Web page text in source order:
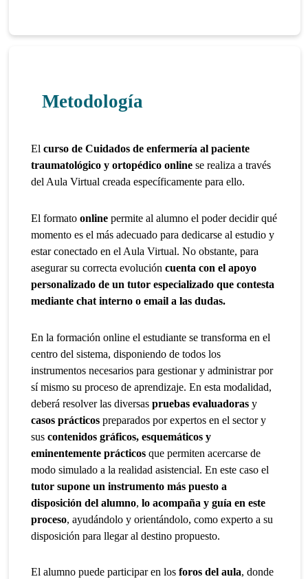
Metodología
Elcurso de Cuidados de enfermería al paciente
traumatológico y ortopédico online se realiza a través
del Aula Virtual creada específicamente para ello.
El formato online permite al alumno el poder decidir qué
momento es el más adecuado para dedicarse al estudio y
estar conectado en el Aula Virtual. No obstante, para
asegurar su correcta evolución cuenta con el apoyo
personalizado de un tutor especializado que contesta
mediante chat interno o email a las dudas.
En la formación online el estudiante se transforma en el
centro del sistema, disponiendo de todos los
instrumentos necesarios para gestionar y administrar por
sí mismo su proceso de aprendizaje. En esta modalidad,
deberá resolver las diversaspruebas evaluadoras y
casos prácticospreparados por expertos en el sector y
suscontenidos gráficos, esquemáticos y
eminentemente prácticos que permiten acercarse de
modo simulado a la realidad asistencial. En este caso el
tutor supone un instrumento más puesto a
disposición del alumno,lo acompaña y guía en este
proceso, ayudándolo y orientándolo, como experto a su
disposición para llegar al destino propuesto.
El alumno puede participar en losforos del aula, donde